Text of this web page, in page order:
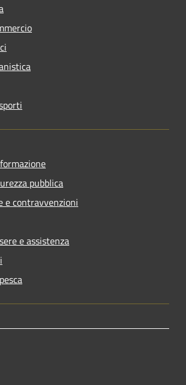
pubblica
e contravvenzioni
e assistenza